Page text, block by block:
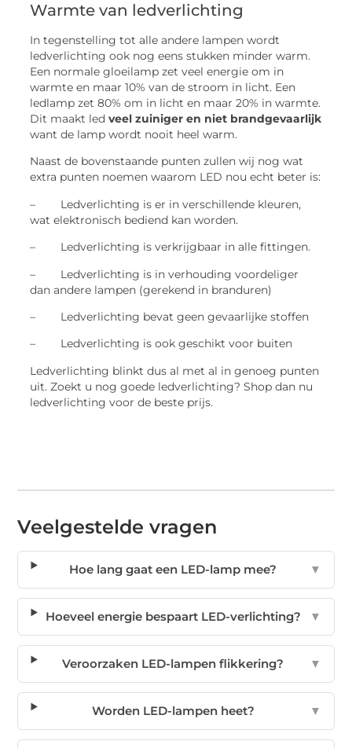
Warmte van ledverlichting
In tegenstelling tot alle andere lampen wordt
ledverlichting ook nog eens stukken minder warm.
Een normale gloeilamp zet veel energie om in
warmte en maar 10% van de stroom in licht. Een
ledlamp zet 80% om in licht en maar 20% in warmte.
Dit maakt ledveel zuiniger en niet brandgevaarlijk
want de lamp wordt nooit heel warm.
Naast de bovenstaande punten zullen wij nog wat
extra punten noemen waarom LED nou echt beter is:
– Ledverlichting is er in verschillende kleuren,
wat elektronisch bediend kan worden.
– Ledverlichting is verkrijgbaar in alle fittingen.
– Ledverlichting is in verhouding voordeliger
dan andere lampen (gerekend in branduren)
– Ledverlichting bevat geen gevaarlijke stoffen
– Ledverlichting is ook geschikt voor buiten
Ledverlichting blinkt dus al met al in genoeg punten
uit. Zoekt u nog goede ledverlichting? Shop dan nu
ledverlichting voor de beste prijs.
Veelgestelde vragen
Hoe lang gaat een LED-lamp mee? ▼
Hoeveel energie bespaart LED-verlichting? ▼
Veroorzaken LED-lampen flikkering? ▼
Worden LED-lampen heet? ▼